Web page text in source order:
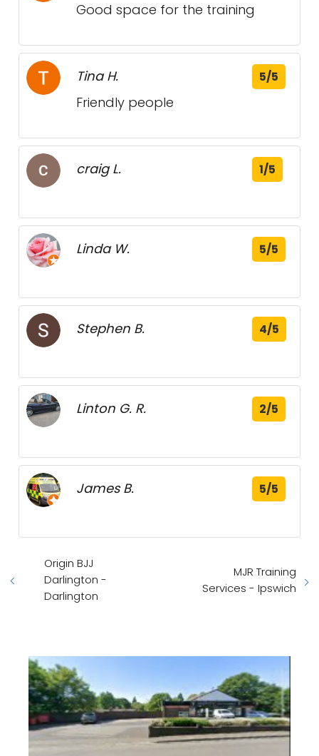
Good space for the training
Tina H. 5/5
Friendly people
craig L. 1/5
Linda W. 5/5
Stephen B. 4/5
Linton G. R. 2/5
James B. 5/5
Origin BJJ
Darlington -
Darlington
MJR Training
Services - Ipswich